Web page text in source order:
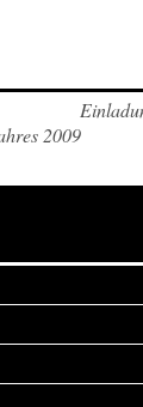
2009